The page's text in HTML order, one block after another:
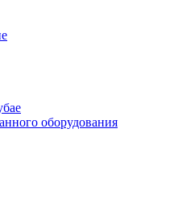
оборудования